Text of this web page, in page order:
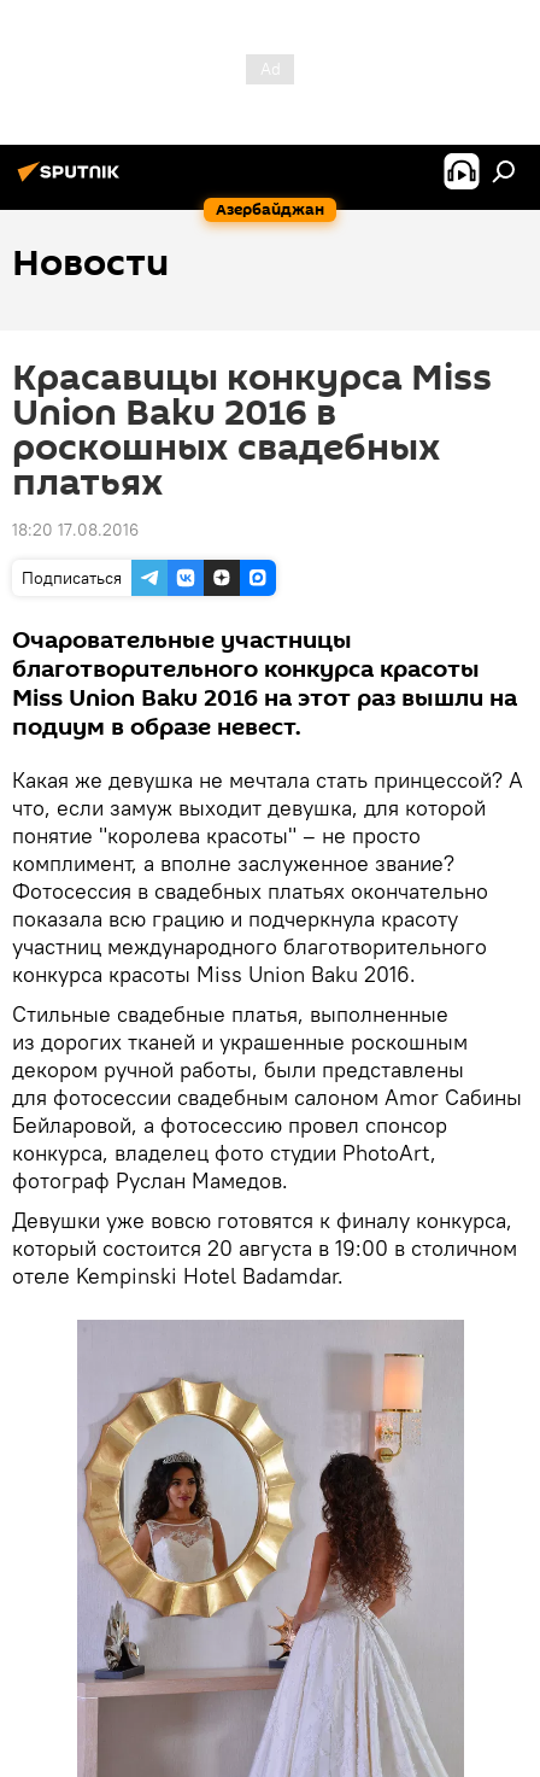
Азербайджан
Новости
Красавицы конкурса Miss
Union Baku 2016 в
роскошных свадебных
платьях
18:20 17.08.2016
Подписаться
Очаровательные участницы
благотворительного конкурса красоты
Miss Union Baku 2016 на этот раз вышли на
подиум в образе невест.
Какая же девушка не мечтала стать принцессой? А
что, если замуж выходит девушка, для которой
понятие "королева красоты" – не просто
комплимент, а вполне заслуженное звание?
Фотосессия в свадебных платьях окончательно
показала всю грацию и подчеркнула красоту
участниц международного благотворительного
конкурса красоты Miss Union Baku 2016.
Стильные свадебные платья, выполненные
из дорогих тканей и украшенные роскошным
декором ручной работы, были представлены
для фотосессии свадебным салоном Amor Сабины
Бейларовой, а фотосессию провел спонсор
конкурса, владелец фото студии PhotoArt,
фотограф Руслан Мамедов.
Девушки уже вовсю готовятся к финалу конкурса,
который состоится 20 августа в 19:00 в столичном
отеле Kempinski Hotel Badamdar.